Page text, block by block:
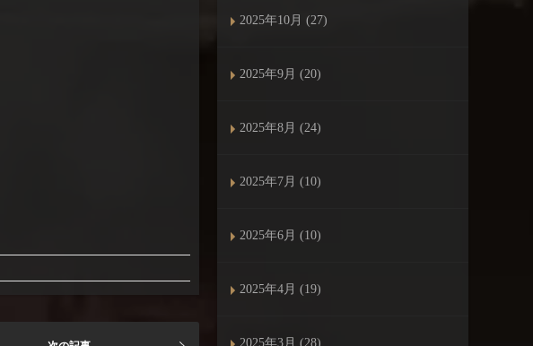
2025年10月 (27)
2025年9月 (20)
2025年8月 (24)
2025年7月 (10)
2025年6月 (10)
2025年4月 (19)
2025年3月 (28)